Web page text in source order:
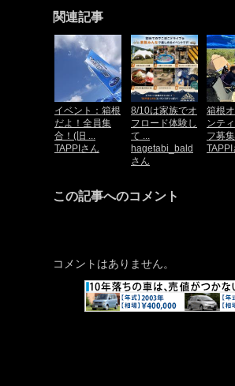
関連記事
イベント：箱根
だよ！全員集
合！(旧 ...
TAPPIさん
8/10は家族でオ
フロード体験し
て ...
hagetabi_bald
さん
箱根
ンテ
フ募集
TAPPI
この記事へのコメント
コメントはありません。